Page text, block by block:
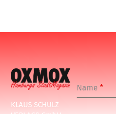
KLAUS SCHULZ
Name*